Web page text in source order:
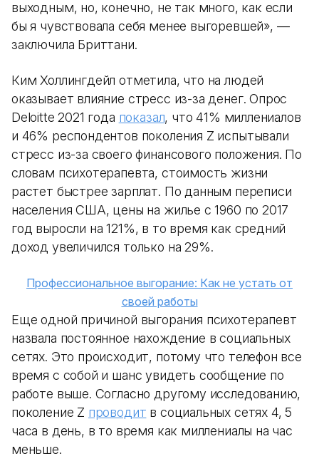
выходным, но, конечно, не так много, как если
бы я чувствовала себя менее выгоревшей», —
заключила Бриттани.
Ким Холлингдейл отметила, что на людей
оказывает влияние стресс из-за денег. Опрос
Deloitte 2021 года показал, что 41% миллениалов
и 46% респондентов поколения Z испытывали
стресс из-за своего финансового положения. По
словам психотерапевта, стоимость жизни
растет быстрее зарплат. По данным переписи
населения США, цены на жилье с 1960 по 2017
год выросли на 121%, в то время как средний
доход увеличился только на 29%.
Профессиональное выгорание: Как не устать от
своей работы
Еще одной причиной выгорания психотерапевт
назвала постоянное нахождение в социальных
сетях. Это происходит, потому что телефон все
время с собой и шанс увидеть сообщение по
работе выше. Согласно другому исследованию,
поколение Z проводит в социальных сетях 4, 5
часа в день, в то время как миллениалы на час
меньше.